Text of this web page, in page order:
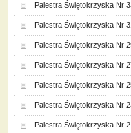
Palestra Świętokrzyska Nr
Palestra Świętokrzyska Nr
Palestra Świętokrzyska Nr
Palestra Świętokrzyska Nr
Palestra Świętokrzyska Nr
Palestra Świętokrzyska Nr
Palestra Świętokrzyska Nr